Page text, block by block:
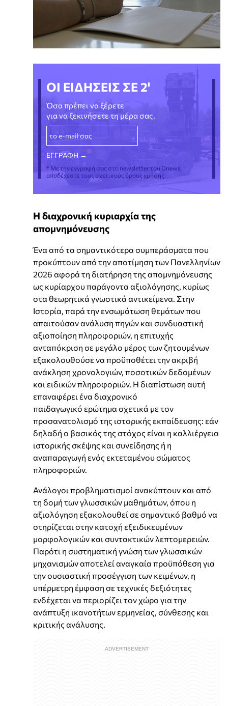
ΟΙ ΕΙΔΗΣΕΙΣ ΣΕ 2'
Όσα πρέπει να ξέρετε
για να ξεκινήσετε τη μέρα σας.
* Με την εγγραφή σας στο newsletter του Dnews,
αποδέχεστε τους σχετικούς όρους χρήσης
Η διαχρονική κυριαρχία της
απομνημόνευσης
Ένα από τα σημαντικότερα συμπεράσματα που
προκύπτουν από την αποτίμηση των Πανελληνίων
2026 αφορά τη διατήρηση της απομνημόνευσης
ως κυρίαρχου παράγοντα αξιολόγησης, κυρίως
στα θεωρητικά γνωστικά αντικείμενα. Στην
Ιστορία, παρά την ενσωμάτωση θεμάτων που
απαιτούσαν ανάλυση πηγών και συνδυαστική
αξιοποίηση πληροφοριών, η επιτυχής
ανταπόκριση σε μεγάλο μέρος των ζητουμένων
εξακολουθούσε να προϋποθέτει την ακριβή
ανάκληση χρονολογιών, ποσοτικών δεδομένων
και ειδικών πληροφοριών. Η διαπίστωση αυτή
επαναφέρει ένα διαχρονικό
παιδαγωγικό ερώτημα σχετικά με τον
προσανατολισμό της ιστορικής εκπαίδευσης: εάν
δηλαδή ο βασικός της στόχος είναι η καλλιέργεια
ιστορικής σκέψης και συνείδησης ή η
αναπαραγωγή ενός εκτεταμένου σώματος
πληροφοριών.
Ανάλογοι προβληματισμοί ανακύπτουν και από
τη δομή των γλωσσικών μαθημάτων, όπου η
αξιολόγηση εξακολουθεί σε σημαντικό βαθμό να
στηρίζεται στην κατοχή εξειδικευμένων
μορφολογικών και συντακτικών λεπτομερειών.
Παρότι η συστηματική γνώση των γλωσσικών
μηχανισμών αποτελεί αναγκαία προϋπόθεση για
την ουσιαστική προσέγγιση των κειμένων, η
υπέρμετρη έμφαση σε τεχνικές δεξιότητες
ενδέχεται να περιορίζει τον χώρο για την
ανάπτυξη ικανοτήτων ερμηνείας, σύνθεσης και
κριτικής ανάλυσης.